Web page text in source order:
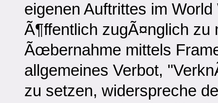
eigenen Auftrittes im
Ã¶ffentlich zugÃ¤nglich
Ãœbernahme mittels
allgemeines Verbot,
zu setzen, widerspreche